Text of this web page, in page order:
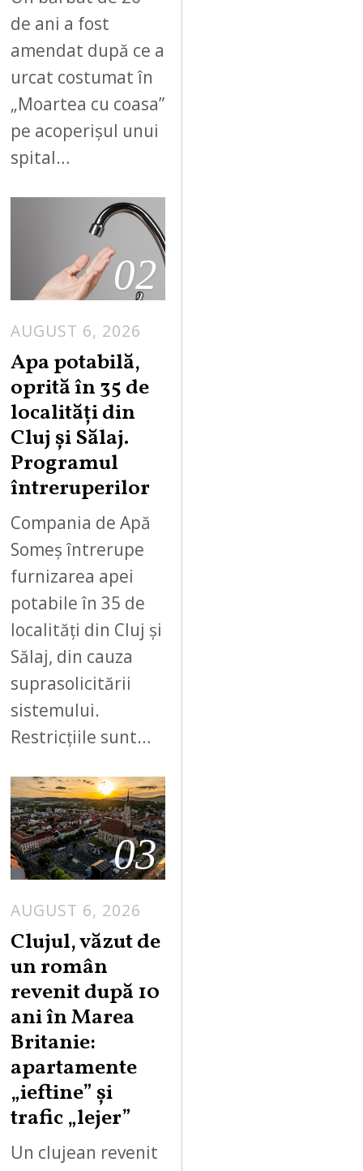
de ani a fost
amendat după ce a
urcat costumat în
„Moartea cu coasa”
pe acoperișul unui
spital…
02
AUGUST 6, 2026
Apa potabilă,
oprită în 35 de
localități din
Cluj și Sălaj.
Programul
întreruperilor
Compania de Apă
Someș întrerupe
furnizarea apei
potabile în 35 de
localități din Cluj și
Sălaj, din cauza
suprasolicitării
sistemului.
Restricțiile sunt…
03
AUGUST 6, 2026
Clujul, văzut de
un român
revenit după 10
ani în Marea
Britanie:
apartamente
„ieftine” și
trafic „lejer”
Un clujean revenit